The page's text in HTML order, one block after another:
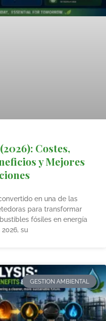
Costes,
y Mejores
en una de las
para transformar
fósiles en energía
2026, su
GESTION AMBIENTAL